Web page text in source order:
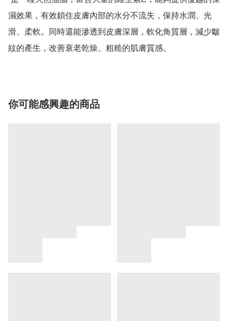
濕效果，有效鎖住皮膚內部的水分不流失，保持水潤、光
滑、柔軟。同時還能滲透到皮膚深層，軟化角質層，減少皺
紋的產生，改善衰老乾燥、粗糙的肌膚質感。
你可能感興趣的商品